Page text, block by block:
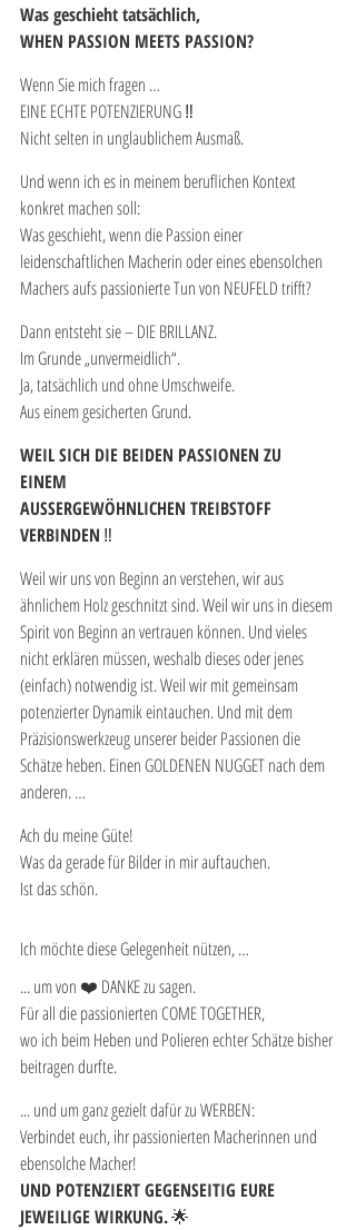
Was geschieht tatsächlich,
WHEN PASSION MEETS PASSION?
Wenn Sie mich fragen …
EINE ECHTE POTENZIERUNG ‼️
Nicht selten in unglaublichem Ausmaß.
Und wenn ich es in meinem beruflichen Kontext
konkret machen soll:
Was geschieht, wenn die Passion einer
leidenschaftlichen Macherin oder eines ebensolchen
Machers aufs passionierte Tun von NEUFELD trifft?
Dann entsteht sie – DIE BRILLANZ.
Im Grunde „unvermeidlich“.
Ja, tatsächlich und ohne Umschweife.
Aus einem gesicherten Grund.
WEIL SICH DIE BEIDEN PASSIONEN ZU
EINEM
AUSSERGEWÖHNLICHEN TREIBSTOFF
VERBINDEN ‼️
Weil wir uns von Beginn an verstehen, wir aus
ähnlichem Holz geschnitzt sind. Weil wir uns in diesem
Spirit von Beginn an vertrauen können. Und vieles
nicht erklären müssen, weshalb dieses oder jenes
(einfach) notwendig ist. Weil wir mit gemeinsam
potenzierter Dynamik eintauchen. Und mit dem
Präzisionswerkzeug unserer beider Passionen die
Schätze heben. Einen GOLDENEN NUGGET nach dem
anderen. …
Ach du meine Güte!
Was da gerade für Bilder in mir auftauchen.
Ist das schön.
Ich möchte diese Gelegenheit nützen, …
... um von ❤️ DANKE zu sagen.
Für all die passionierten COME TOGETHER,
wo ich beim Heben und Polieren echter Schätze bisher
beitragen durfte.
... und um ganz gezielt dafür zu WERBEN:
Verbindet euch, ihr passionierten Macherinnen und
ebensolche Macher!
UND POTENZIERT GEGENSEITIG EURE
JEWEILIGE WIRKUNG. 🌟